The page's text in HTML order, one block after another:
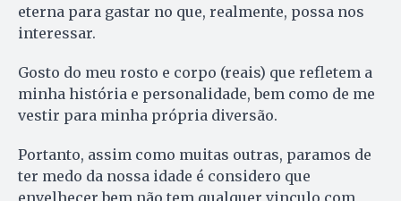
eterna para gastar no que, realmente, possa nos
interessar.
Gosto do meu rosto e corpo (reais) que refletem a
minha história e personalidade, bem como de me
vestir para minha própria diversão.
Portanto, assim como muitas outras, paramos de
ter medo da nossa idade é considero que
envelhecer bem não tem qualquer vinculo com